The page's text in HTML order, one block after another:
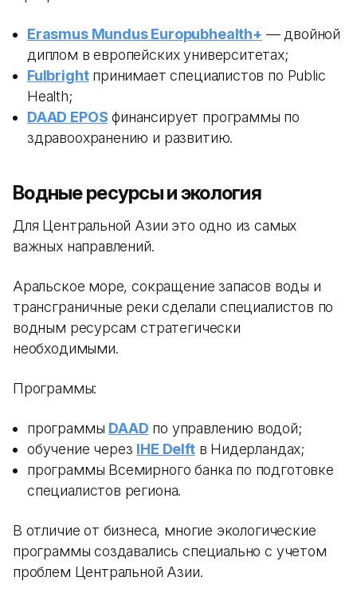
Erasmus Mundus Europubhealth+ — двойной
диплом в европейских университетах;
Fulbrightпринимает специалистов по Public
Health;
DAAD EPOS финансирует программы по
здравоохранению и развитию.
Водные ресурсы и экология
Для Центральной Азии это одно из самых
важных направлений.
Аральское море, сокращение запасов воды и
трансграничные реки сделали специалистов по
водным ресурсам стратегически
необходимыми.
Программы:
программы DAAD по управлению водой;
обучение через IHE Delftв Нидерландах;
программы Всемирного банка по подготовке
специалистов региона.
В отличие от бизнеса, многие экологические
программы создавались специально с учетом
проблем Центральной Азии.